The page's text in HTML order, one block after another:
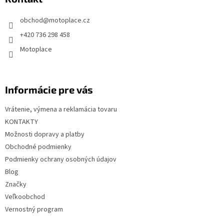
ä
obchod@motoplace.cz
+420 736 298 458
Motoplace
Informácie pre vás
Vrátenie, výmena a reklamácia tovaru
KONTAKTY
Možnosti dopravy a platby
Obchodné podmienky
Podmienky ochrany osobných údajov
Blog
Značky
Veľkoobchod
Vernostný program